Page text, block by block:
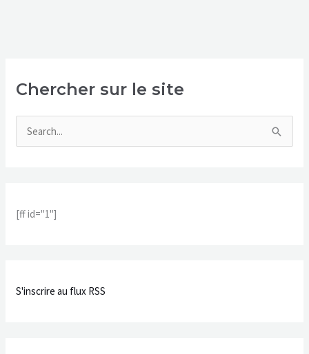
Chercher sur le site
e
e
[ff id="1"]
S'inscrire au flux RSS